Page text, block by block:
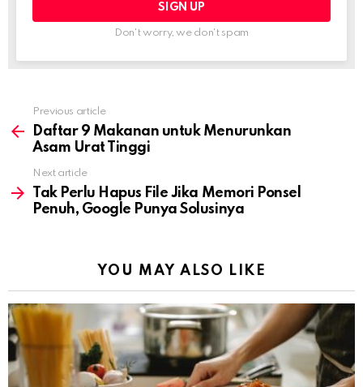
Don't worry, we don't spam
more
Previous article
Daftar 9 Makanan untuk Menurunkan
Asam Urat Tinggi
Next article
Tak Perlu Hapus File Jika Memori Ponsel
Penuh, Google Punya Solusinya
YOU MAY ALSO LIKE